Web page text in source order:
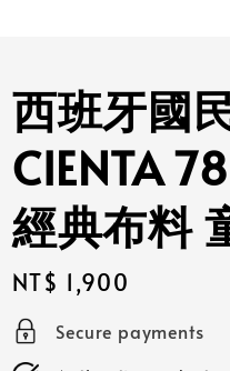
西班牙國
CIENTA
經典布料
Regular
price
NT$ 1,900
Secure payments